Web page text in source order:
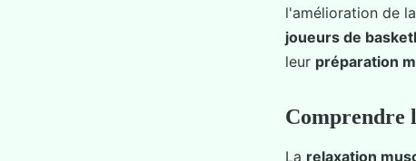
l'amélioration de la
joueurs de
leur préparation
Comprendre
La relaxation